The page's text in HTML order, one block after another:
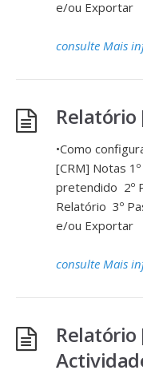
e/ou Exportar
consulte Mais
Relatório
•Como
[CRM] Notas
pretendido 2º
Relatório 3º
e/ou Exportar
consulte Mais
Relatório